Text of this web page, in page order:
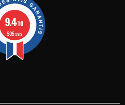
9.4/10
505 avis